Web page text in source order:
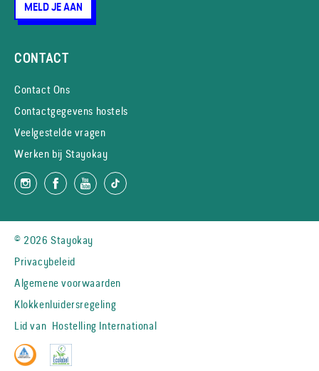
MELD JE AAN
CONTACT
Contact Ons
Contactgegevens hostels
Veelgestelde vragen
Werken bij Stayokay
© 2026 Stayokay
Privacybeleid
Algemene voorwaarden
Klokkenluidersregeling
Lid van Hostelling International